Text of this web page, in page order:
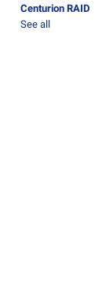
Centurion RAID
See all